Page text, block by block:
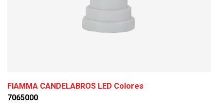
FIAMMA CANDELABROS LED Colores
7065000